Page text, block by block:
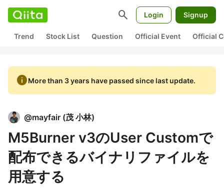
search Login Signup
Trend Stock List Question Official Event Official
infoMore than 3 years have passed since last update.
@mayfair (茂 小林)
M5Burner v3のUser Customで
配布できるバイナリファイルを
用意する